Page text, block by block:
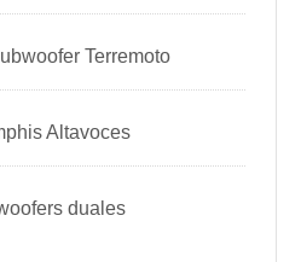
Terremoto
Altavoces
duales